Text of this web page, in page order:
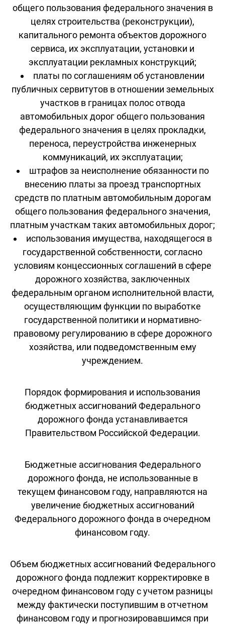
общего пользования федерального значения в
целях строительства (реконструкции),
капитального ремонта объектов дорожного
сервиса, их эксплуатации, установки и
эксплуатации рекламных конструкций;
платы по соглашениям об установлении
публичных сервитутов в отношении земельных
участков в границах полос отвода
автомобильных дорог общего пользования
федерального значения в целях прокладки,
переноса, переустройства инженерных
коммуникаций, их эксплуатации;
штрафов за неисполнение обязанности по
внесению платы за проезд транспортных
средств по платным автомобильным дорогам
общего пользования федерального значения,
платным участкам таких автомобильных дорог;
использования имущества, находящегося в
государственной собственности, согласно
условиям концессионных соглашений в сфере
дорожного хозяйства, заключенных
федеральным органом исполнительной власти,
осуществляющим функции по выработке
государственной политики и нормативно-
правовому регулированию в сфере дорожного
хозяйства, или подведомственным ему
учреждением.
Порядок формирования и использования
бюджетных ассигнований Федерального
дорожного фонда устанавливается
Правительством Российской Федерации.
Бюджетные ассигнования Федерального
дорожного фонда, не использованные в
текущем финансовом году, направляются на
увеличение бюджетных ассигнований
Федерального дорожного фонда в очередном
финансовом году.
Объем бюджетных ассигнований Федерального
дорожного фонда подлежит корректировке в
очередном финансовом году с учетом разницы
между фактически поступившим в отчетном
финансовом году и прогнозировавшимся при